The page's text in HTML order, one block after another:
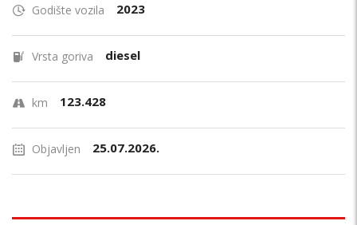
Godište vozila 2023
Vrsta goriva diesel
km 123.428
Objavljen 25.07.2026.